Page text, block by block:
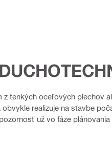
tenkých oceľových plechov
realizuje na stavbe
už vo fáze plánovania